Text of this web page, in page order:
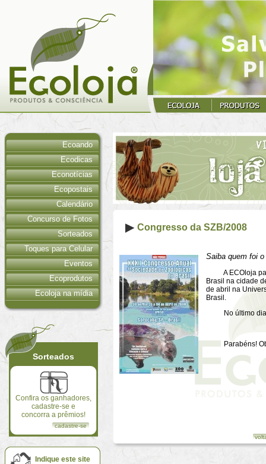
Ecoando
Ecodicas
Econotícias
Ecopostais
Calendário
Concurso de Fotos
Sorteados
Toques para Celular
Eventos
Ecoprodutos
Ecoloja na mídia
Sorteados
Confira os ganhadores,
cadastre-se e
concorra a prêmios!
cadastre-se
Indique este site
Congresso da SZB/2008
Saiba quem foi o
A ECOloja
Brasil na cidade
de abril na
Brasil.
No último dia
Parabéns!